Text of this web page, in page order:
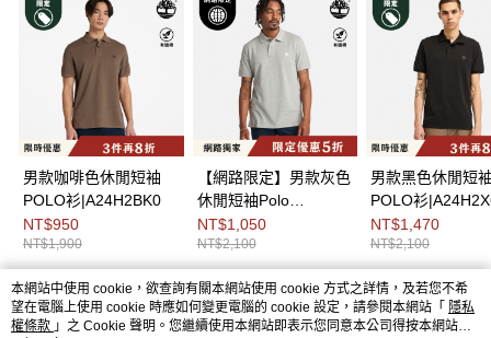
男款咖啡色休閒短袖
POLO衫|A24H2BK0
NT$950
NT$1,900
【網路限定】男款灰色
休閒短袖Polo
衫|A24H2V91
NT$1,050
NT$2,100
男款黑色休閒短
POLO衫
NT$1,470
NT$2,100
熱門標籤
本網站中使用 cookie，欲查詢有關本網站使用 cookie 方式之詳情，及若您不希
望在電腦上使用 cookie 時應如何變更電腦的 cookie 設定，請參閱本網站「 隱私
權條款 」之 Cookie 聲明。您繼續使用本網站即表示您同意本公司得按本網站使